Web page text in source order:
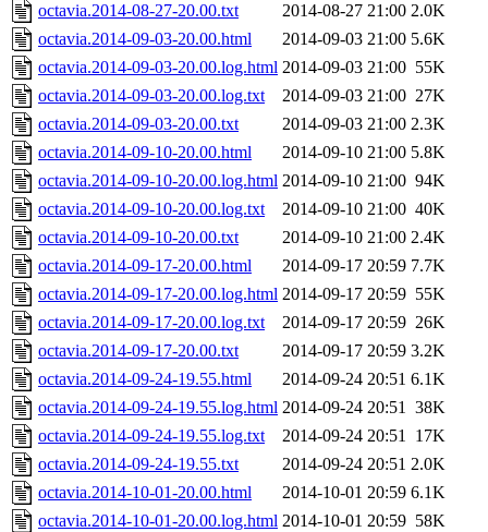
octavia.2014-08-27-20.00.txt
2014-08-27 21:00 2.0K
octavia.2014-09-03-20.00.html
2014-09-03 21:00 5.6K
octavia.2014-09-03-20.00.log.html 2014-09-03 21:00 55K
octavia.2014-09-03-20.00.log.txt
2014-09-03 21:00 27K
octavia.2014-09-03-20.00.txt
2014-09-03 21:00 2.3K
octavia.2014-09-10-20.00.html
2014-09-10 21:00 5.8K
octavia.2014-09-10-20.00.log.html 2014-09-10 21:00 94K
octavia.2014-09-10-20.00.log.txt
2014-09-10 21:00 40K
octavia.2014-09-10-20.00.txt
2014-09-10 21:00 2.4K
octavia.2014-09-17-20.00.html
2014-09-17 20:59 7.7K
octavia.2014-09-17-20.00.log.html 2014-09-17 20:59 55K
octavia.2014-09-17-20.00.log.txt
2014-09-17 20:59 26K
octavia.2014-09-17-20.00.txt
2014-09-17 20:59 3.2K
octavia.2014-09-24-19.55.html
2014-09-24 20:51 6.1K
octavia.2014-09-24-19.55.log.html 2014-09-24 20:51 38K
octavia.2014-09-24-19.55.log.txt
2014-09-24 20:51 17K
octavia.2014-09-24-19.55.txt
2014-09-24 20:51 2.0K
octavia.2014-10-01-20.00.html
2014-10-01 20:59 6.1K
octavia.2014-10-01-20.00.log.html 2014-10-01 20:59 58K